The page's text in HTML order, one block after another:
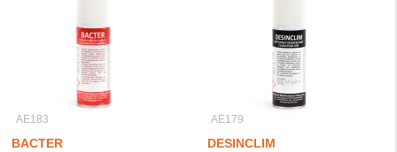
AE183
BACTER
AE179
DESINCLIM